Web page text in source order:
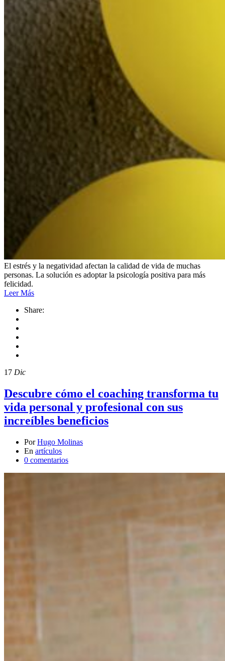
El estrés y la negatividad afectan la calidad de vida de muchas
personas. La solución es adoptar la psicología positiva para más
felicidad.
Leer Más
Share:
17 Dic
Descubre cómo el coaching transforma tu
vida personal y profesional con sus
increíbles beneficios
Por Hugo Molinas
En artículos
0 comentarios